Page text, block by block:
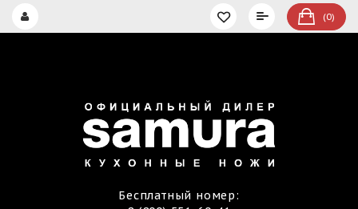
(0)
Бесплатный номер: